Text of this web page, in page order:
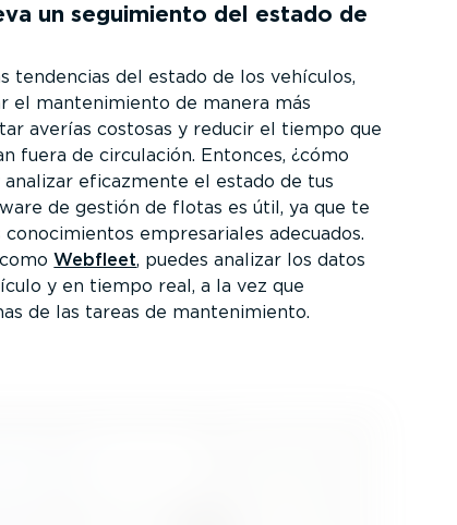
un seguimiento del estado de
tendencias del estado de los vehículos,
el mante­ni­miento de manera más
averías costosas y reducir el tiempo que
fuera de circulación. Entonces, ¿cómo
eficazmente el estado de tus
de gestión de flotas es útil, ya que te
empre­sa­riales adecuados.
comoWebfleet, puedes analizar los datos
y en tiempo real, a la vez que
de las tareas de mante­ni­miento.